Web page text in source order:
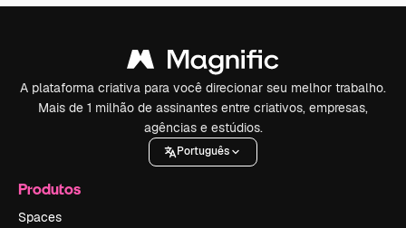
A plataforma criativa para você direcionar seu melhor trabalho.
Mais de 1 milhão de assinantes entre criativos, empresas,
agências e estúdios.
Português
Produtos
Spaces